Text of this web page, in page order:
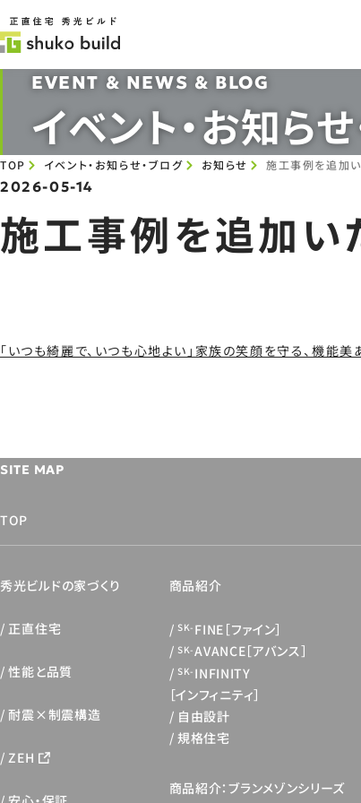
EVENT & NEWS & BLOG
イベント・お知らせ
TOP イベント・お知らせ・ブログ お知らせ 施工事例を追加い
2026-05-14
施工事例を追加い
「いつも綺麗で、いつも心地よい」家族の笑顔を守る、機能
SITE MAP
TOP
秀光ビルドの家づくり
正直住宅
性能と品質
耐震×制震構造
ZEH
商品紹介
SK- FINE［ファイン］
SK-AVANCE［アバンス］
SK- INFINITY
［インフィニティ］
自由設計
規格住宅
商品紹介：ブランメゾンシリーズ